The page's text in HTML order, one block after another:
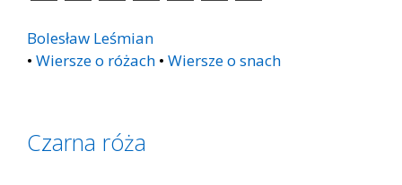
Bolesław Leśmian
• Wiersze o różach • Wiersze o snach
Czarna róża